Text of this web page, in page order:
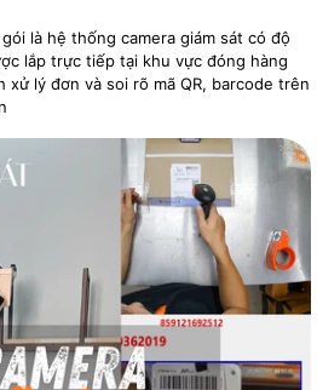
là hệ thống camera giám sát có độ
lắp trực tiếp tại khu vực đóng hàng
xử lý đơn và soi rõ mã QR, barcode trên